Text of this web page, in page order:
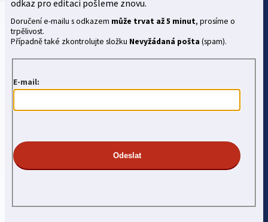
odkaz pro editaci pošleme znovu.
Doručení e-mailu s odkazem může trvat až 5 minut, prosíme o
trpělivost.
Případně také zkontrolujte složku Nevyžádaná pošta (spam).
E-mail: